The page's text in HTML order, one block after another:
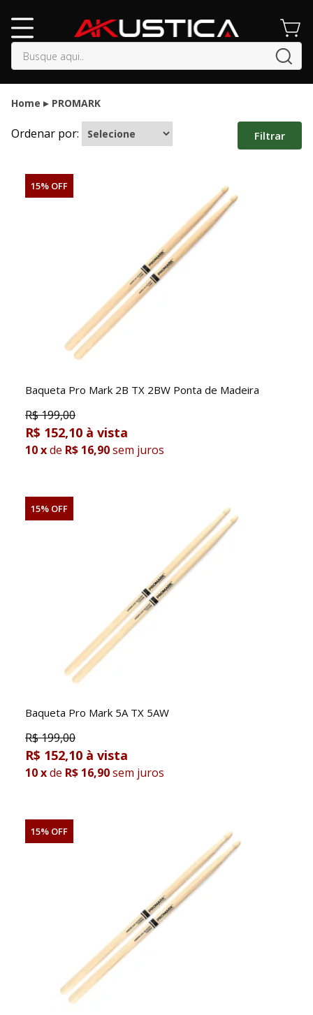
buscar
Home PROMARK
Ordenar por: Filtrar
15% OFF
Baqueta Pro Mark 2B TX 2BW Ponta de Madeira
R$199,00
R$ 152,10
10xde R$ 16,90sem juros
15% OFF
Baqueta Pro Mark 5A TX 5AW
R$199,00
R$ 152,10
10xde R$ 16,90sem juros
15% OFF